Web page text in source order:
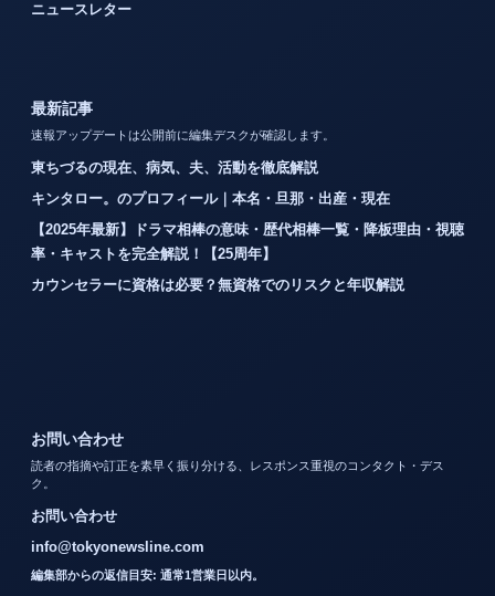
ニュースレター
最新記事
速報アップデートは公開前に編集デスクが確認します。
東ちづるの現在、病気、夫、活動を徹底解説
キンタロー。のプロフィール｜本名・旦那・出産・現在
【2025年最新】ドラマ相棒の意味・歴代相棒一覧・降板理由・視聴
率・キャストを完全解説！【25周年】
カウンセラーに資格は必要？無資格でのリスクと年収解説
お問い合わせ
読者の指摘や訂正を素早く振り分ける、レスポンス重視のコンタクト・デス
ク。
お問い合わせ
info@tokyonewsline.com
編集部からの返信目安: 通常1営業日以内。